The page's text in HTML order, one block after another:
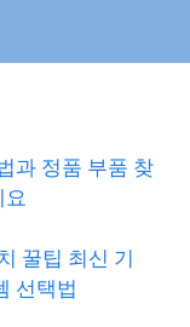
과 정품 부품 찾
요
꿀팁 최신 기
선택법